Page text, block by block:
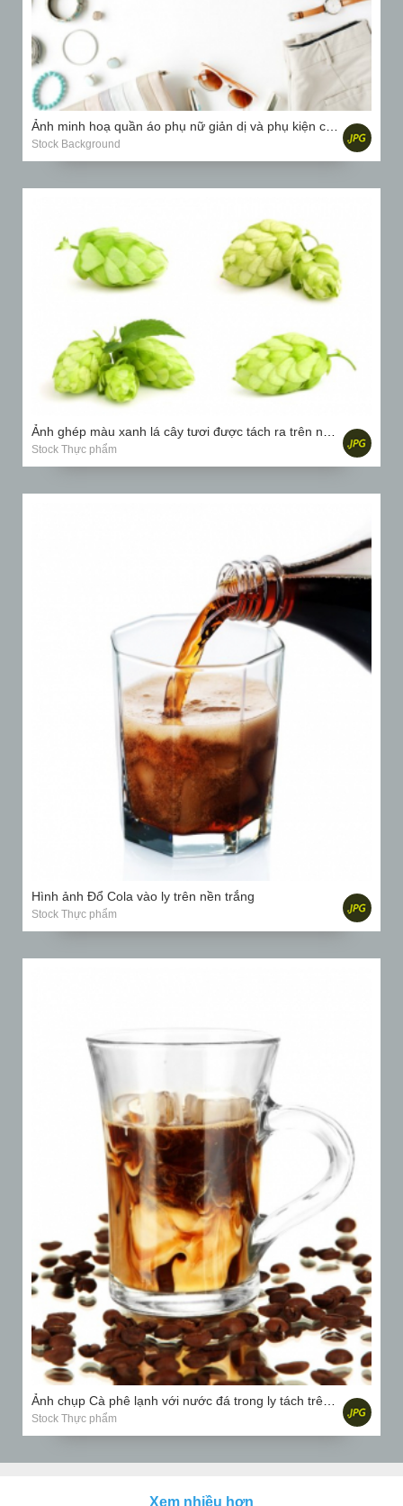
Stock Background
Stock Thực phẩm
Hình ảnh Đổ Cola vào ly trên nền trắng
Stock Thực phẩm
Stock Thực phẩm
Xem nhiều hơn